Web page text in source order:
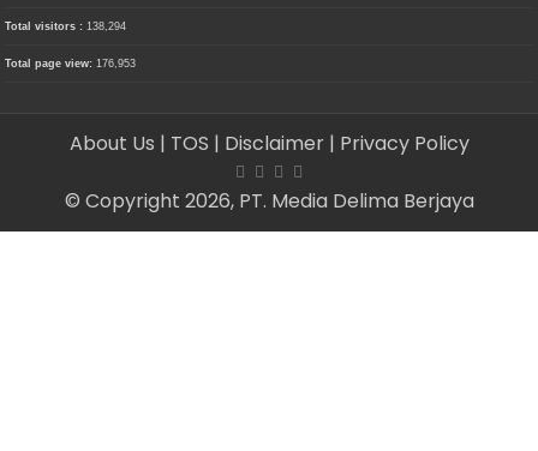
Total visitors :138,294
Total page view:176,953
About Us | TOS | Disclaimer | Privacy Policy
© Copyright 2026, PT. Media Delima Berjaya